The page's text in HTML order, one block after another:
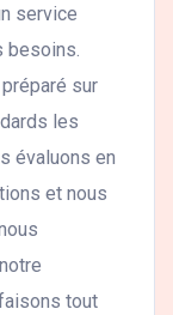
service
besoins.
sur
les
évaluons en
et nous
tout